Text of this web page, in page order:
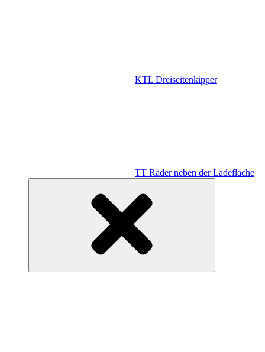
KTL Dreiseitenkipper
TT Räder neben der Ladefläche